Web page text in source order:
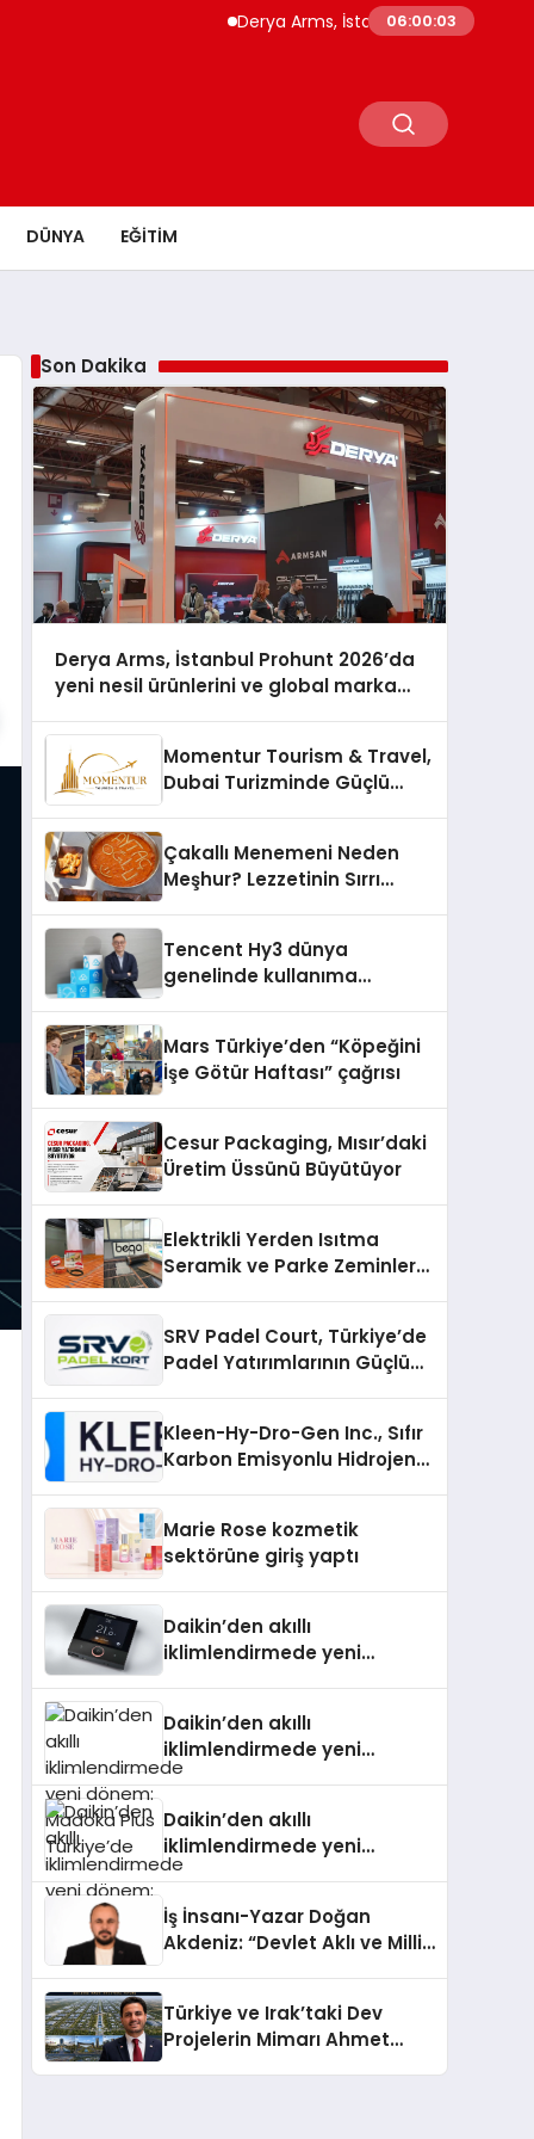
Derya Arms, İstanbul Prohunt 2026’da
06:00:04
DÜNYA EĞITIM
Son Dakika
Derya Arms, İstanbul Prohunt 2026’da
yeni nesil ürünlerini ve global marka
Momentur Tourism & Travel,
Dubai Turizminde Güçlü
Çakallı Menemeni Neden
Meşhur? Lezzetinin Sırrı
Tencent Hy3 dünya
genelinde kullanıma
Mars Türkiye’den “Köpeğini
İşe Götür Haftası” çağrısı
Cesur Packaging, Mısır’daki
Üretim Üssünü Büyütüyor
Elektrikli Yerden Isıtma
Seramik ve Parke Zeminler
SRV Padel Court, Türkiye’de
Padel Yatırımlarının Güçlü
Kleen-Hy-Dro-Gen Inc., Sıfır
Karbon Emisyonlu Hidrojen
Aldı
Marie Rose kozmetik
sektörüne giriş yaptı
Daikin’den akıllı
iklimlendirmede yeni
Daikin’den akıllı
iklimlendirmede yeni
dönem: Madoka Plus
Daikin’den akıllı
iklimlendirmede yeni
dönem: Madoka Plus
İş İnsanı-Yazar Doğan
Akdeniz: “Devlet Aklı ve Milli
Türkiye ve Irak’taki Dev
Projelerin Mimarı Ahmet